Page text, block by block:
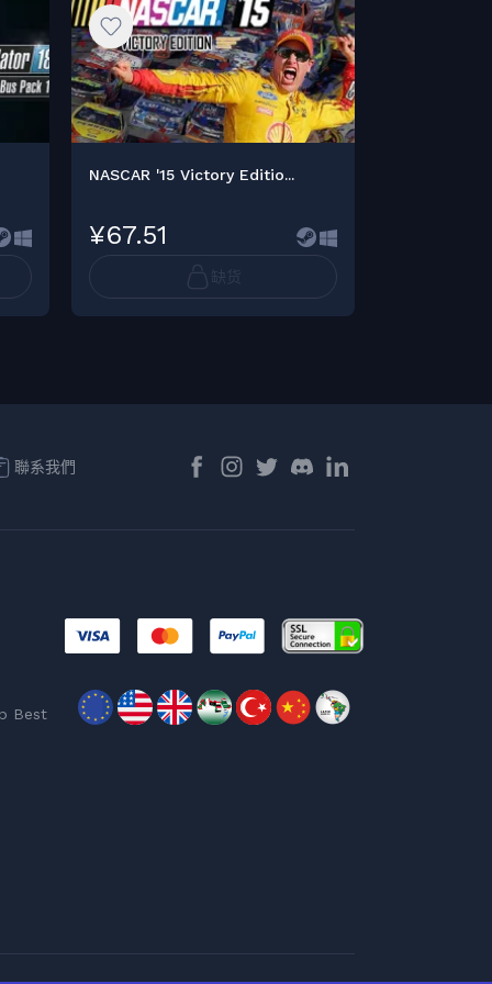
NASCAR '15 Victory Editio...
¥67.51
缺货
聯系我們
Best